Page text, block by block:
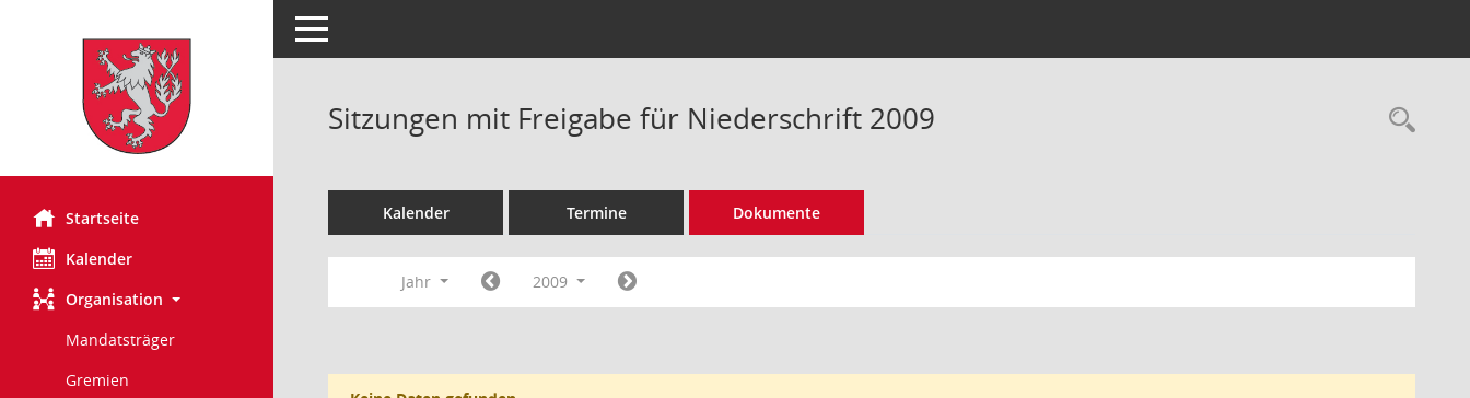
Startseite
Kalender
Organisation
Mandatsträger
Gremien
Toggle navigation
Sitzungen mit Freigabe für Niederschrift 2009
Kalender Termine Dokumente
Jahr 2009